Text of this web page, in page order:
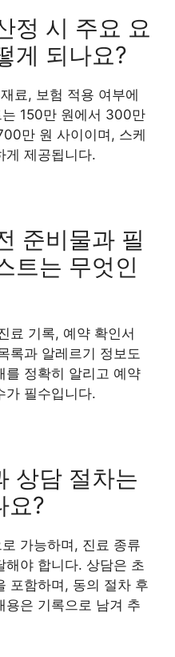
정 시 주요 요
게 되나요?
료, 보험 적용 여부에
150만 원에서 300만
만 원 사이이며, 스케
게 제공됩니다.
준비물과 필
트는 무엇인
료 기록, 예약 확인서
록과 알레르기 정보도
를 정확히 알리고 예약
가 필수입니다.
상담 절차는
요?
가능하며, 진료 종류
해야 합니다. 상담은 초
포함하며, 동의 절차 후
용은 기록으로 남겨 추